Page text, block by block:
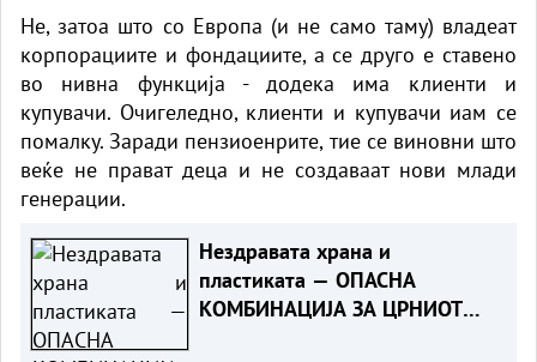
Не, затоа што со Европа (и не само таму) владеат
корпорациите и фондациите, а се друго е ставено
во нивна функција - додека има клиенти и
купувачи. Очигеледно, клиенти и купувачи иам се
помалку. Заради пензиоенрите, тие се виновни што
веќе не прават деца и не создаваат нови млади
генерации.
Нездравата храна и
пластиката — ОПАСНА
КОМБИНАЦИЈА ЗА ЦРНИОТ